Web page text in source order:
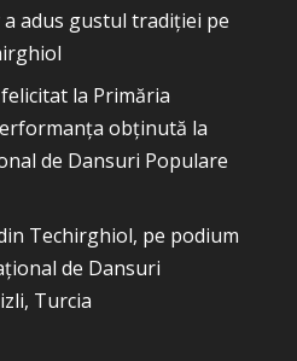
adus gustul tradiției pe
la Primăria
obținută la
de Dansuri Populare
Techirghiol, pe podium
de Dansuri
Turcia